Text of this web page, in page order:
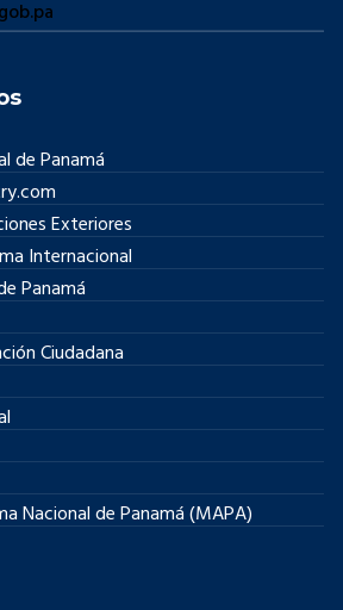
de Panamá
Exteriores
Internacional
Panamá
Ciudadana
Nacional de Panamá (MAPA)